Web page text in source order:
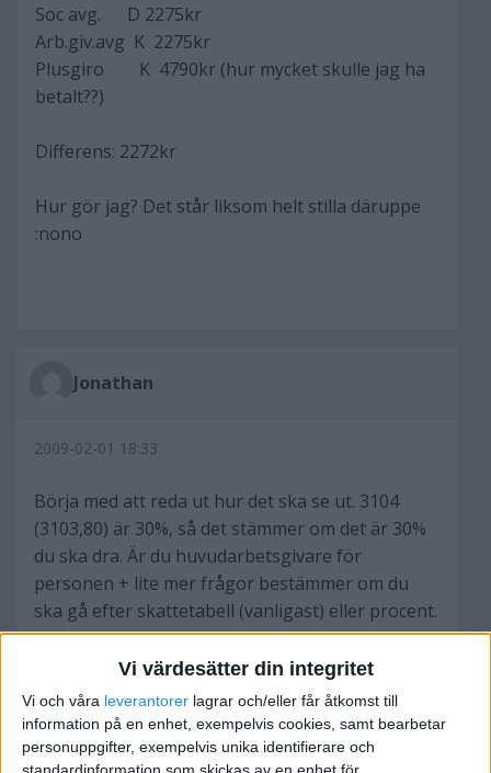
Vi värdesätter din integritet
Vi och våra leverantorer lagrar och/eller får åtkomst till
information på en enhet, exempelvis cookies, samt bearbetar
personuppgifter, exempelvis unika identifierare och
standardinformation som skickas av en enhet för
Soc avg. D 2275kr
Arb.giv.avg K 2275kr
Plusgiro K 4790kr (hur mycket skulle jag ha
betalt??)
Differens: 2272kr
Hur gör jag? Det står liksom helt stilla däruppe
:nono
Jonathan
2009-02-01 18:33
Börja med att reda ut hur det ska se ut. 3104
(3103,80) är 30%, så det stämmer om det är 30%
du ska dra. Är du huvudarbetsgivare för
personen + lite mer frågor bestämmer om du
ska gå efter skattetabell (vanligast) eller procent.
Hur har du kommit fram till 2173 kr?
Arbetsgivaravgiften är för 2009 31,42% i
normalfallet och 15,49% för födda 1983 eller
senare. Var kommer 2275 kr från?